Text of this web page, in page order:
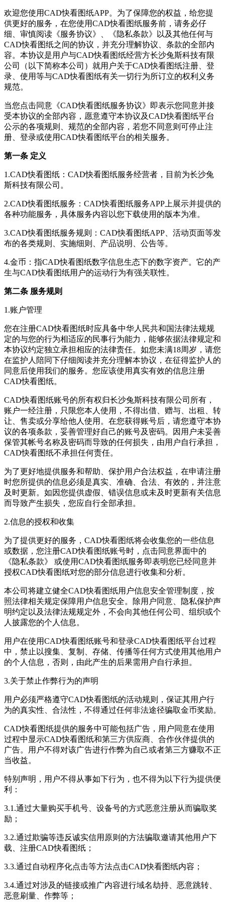
欢迎您使用CAD快看图纸APP。为了保障您的权益，给您提
供更好的服务，在您使用CAD快看图纸服务前，请务必仔
细、审慎阅读《服务协议》、《隐私条款》以及其他任何与
CAD快看图纸之间的协议，并充分理解协议、条款的全部内
容。本协议是用户与CAD快看图纸经营方长沙兔斯科技有限
公司
（以下简称本公司）就用户关于CAD快看图纸注册、登
录、使用等与CAD快看图纸有关一切行为所订立的权利义务
规范。
当您点击同意《CAD快看图纸服务协议》即表示您同意并接
受本协议的全部内容，愿意遵守本协议及CAD快看图纸平台
公示的各项规则、规范的全部内容，若您不同意则可停止注
册、登录或使用CAD快看图纸平台的相关服务。
第一条 定义
1.CAD快看图纸 ： CAD快看图纸服务经营者，目前为长沙兔
斯科技有限公司 。
2.CAD快看图纸服务： CAD快看图纸服务APP上展示并提供的
各种功能服务，具体服务内容以您下载使用的版本为准。
3.CAD快看图纸服务规则： CAD快看图纸APP、活动页面等发
布的各类规则、实施细则、产品说明、公告等。
4.金币：指CAD快看图纸数字信息生态下的数字资产。它的产
生与CAD快看图纸用户的运动行为有强关联性。
第二条 服务规则
1.账户管理
您在注册CAD快看图纸时应具备中华人民共和国法律法规规
定的与您的行为相适应的民事行为能力，能够依据法律规定和
本协议约定独立承担相应的法律责任。如您未满18周岁，请您
在监护人陪同下仔细阅读并充分理解本协议，在征得监护人的
同意后使用我们的服务。您应该使用真实有效的信息注册
CAD快看图纸。
CAD快看图纸账号的所有权归长沙兔斯科技有限公司 所有，
账户一经注册，只限您本人使用，不得出借、赠与、出租、转
让、售卖或分享给他人使用。在您获得账号后，请您遵守本协
议的各项条款，妥善管理好自己的账号及密码。因用户未妥善
保管其帐号名称及密码而导致的任何损失，由用户自行承担，
CAD快看图纸不承担任何责任。
为了更好地提供服务和帮助、保护用户合法权益，在申请注册
时您所提供的信息必须是真实、准确、合法、有效的，并注意
及时更新。如因您提供虚假、错误信息或未及时更新有关信息
而导致产生损失，您应自行全部承担。
2.信息的授权和收集
为了提供更好的服务， CAD快看图纸将会收集您的一些信息
或数据，您注册CAD快看图纸账号时，点击同意界面中的
《隐私条款》 或使用CAD快看图纸服务即表明您已经同意并
授权CAD快看图纸对您的部分信息进行收集和分析。
本公司将建立健全CAD快看图纸用户信息安全管理制度，按
照法律相关规定保障用户信息安全。除用户同意、隐私保护声
明约定以及法律法规规定外，不会向其他任何公司、组织或个
人披露您的个人信息。
用户在使用CAD快看图纸账号和登录CAD快看图纸平台过程
中，禁止以搜集、复制、存储、传播等任何方式使用其他用户
的个人信息，否则，由此产生的后果需用户自行承担。
3.关于禁止作弊行为的声明
用户必须严格遵守CAD快看图纸的活动规则，保证其用户行
为的真实性、合法性，不得通过任何非法途径骗取金币奖励。
CAD快看图纸提供的服务中可能包括广告，用户同意在使用
过程中显示CAD快看图纸和第三方供应商、合作伙伴提供的
广告。用户不得对该广告进行作弊为自己或者第三方赚取不正
当收益。
特别声明，用户不得从事如下行为，也不得为以下行为提供便
利：
3.1.通过大量购买手机号、设备号的方式恶意注册从而骗取奖
励；
3.2.通过欺骗等违反诚实信用原则的方法骗取邀请其他用户下
载、注册CAD快看图纸 ；
3.3.通过自动程序化点击等方法点击CAD快看图纸内容；
3.4.通过对涉及的链接或推广内容进行域名劫持、恶意跳转、
恶意刷量、作弊等；